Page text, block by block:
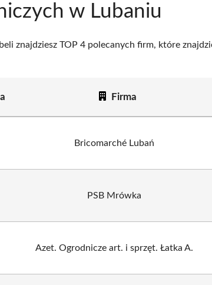
w Lubaniu
znajdziesz TOP 4 polecanych firm, które
Firma
Bricomarché Lubań
PSB Mrówka
Azet. Ogrodnicze art. i sprzęt. Łatka A.